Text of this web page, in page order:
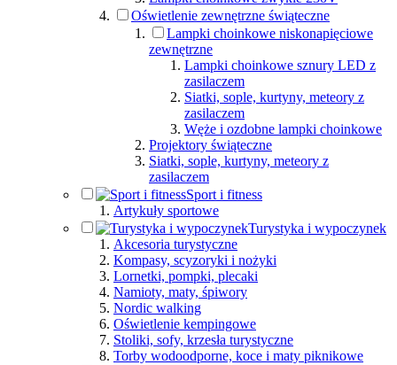
Oświetlenie zewnętrzne świąteczne
Lampki choinkowe niskonapięciowe
zewnętrzne
Lampki choinkowe sznury LED z
zasilaczem
Siatki, sople, kurtyny, meteory z
zasilaczem
Węże i ozdobne lampki choinkowe
Projektory świąteczne
Siatki, sople, kurtyny, meteory z
zasilaczem
Sport i fitness
Artykuły sportowe
Turystyka i wypoczynek
Akcesoria turystyczne
Kompasy, scyzoryki i nożyki
Lornetki, pompki, plecaki
Namioty, maty, śpiwory
Nordic walking
Oświetlenie kempingowe
Stoliki, sofy, krzesła turystyczne
Torby wodoodporne, koce i maty piknikowe